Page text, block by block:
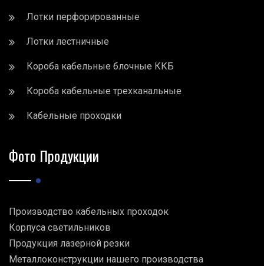
Лотки перфорированные
Лотки лестничные
Короба кабельные блочные ККБ
Короба кабельные трехканальные
Кабельные проходки
Фото Продукции
Производство кабельных проходок
Корпуса светильников
Продукция лазерной резки
Металлоконструкции нашего производства